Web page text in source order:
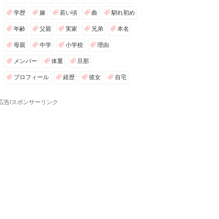
Luccy
村上てつやの結婚や嫁と子供は？
彼女の噂も総まとめ【ゴスペラー
ズ】
神聖かまってちゃんの人気曲ラン
キング40選！動画付き【最新決定
版】
19
世良公則の人気曲ランキング30